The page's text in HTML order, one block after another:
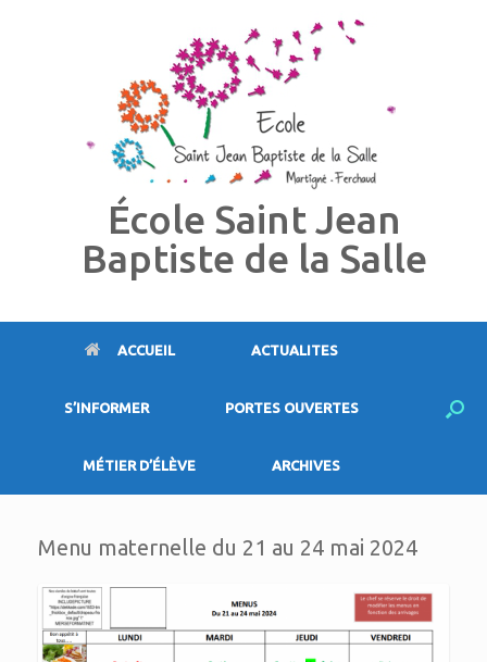
École Saint Jean
Baptiste de la Salle
ACCUEIL ACTUALITES
S’INFORMER PORTES OUVERTES
MÉTIER D’ÉLÈVE ARCHIVES
Menu maternelle du 21 au 24 mai 2024